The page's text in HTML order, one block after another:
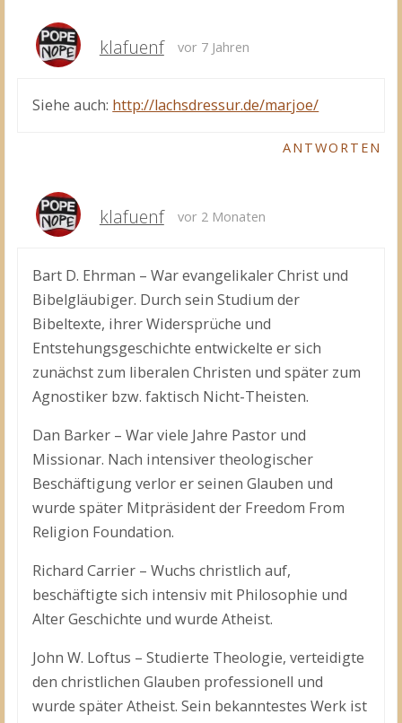
klafuenf vor 7 Jahren
Siehe auch: http://lachsdressur.de/marjoe/
ANTWORTEN
klafuenf vor 2 Monaten
Bart D. Ehrman – War evangelikaler Christ und
Bibelgläubiger. Durch sein Studium der
Bibeltexte, ihrer Widersprüche und
Entstehungsgeschichte entwickelte er sich
zunächst zum liberalen Christen und später zum
Agnostiker bzw. faktisch Nicht-Theisten.
Dan Barker – War viele Jahre Pastor und
Missionar. Nach intensiver theologischer
Beschäftigung verlor er seinen Glauben und
wurde später Mitpräsident der Freedom From
Religion Foundation.
Richard Carrier – Wuchs christlich auf,
beschäftigte sich intensiv mit Philosophie und
Alter Geschichte und wurde Atheist.
John W. Loftus – Studierte Theologie, verteidigte
den christlichen Glauben professionell und
wurde später Atheist. Sein bekanntestes Werk ist